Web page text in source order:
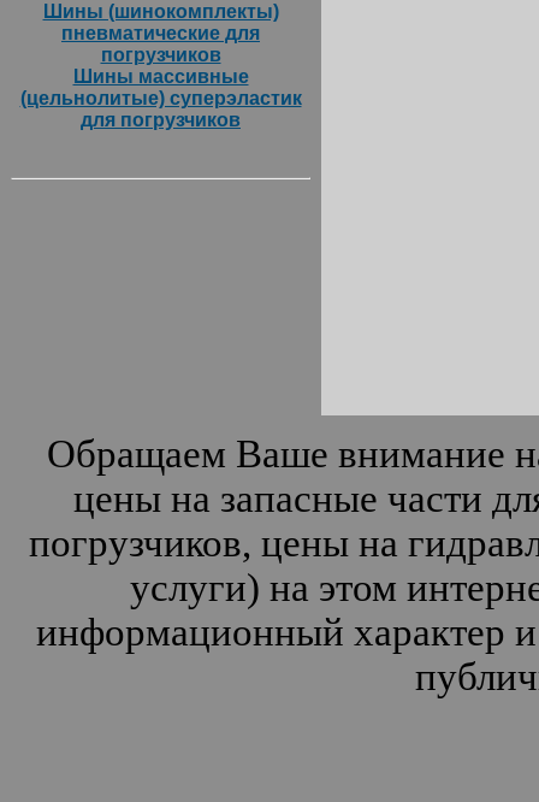
Шины (шинокомплекты)
пневматические для
погрузчиков
Шины массивные
(цельнолитые) суперэластик
для погрузчиков
Обращаем Ваше внимание
цены на запасные части
погрузчиков, цены на
услуги) на этом
информационный характер и